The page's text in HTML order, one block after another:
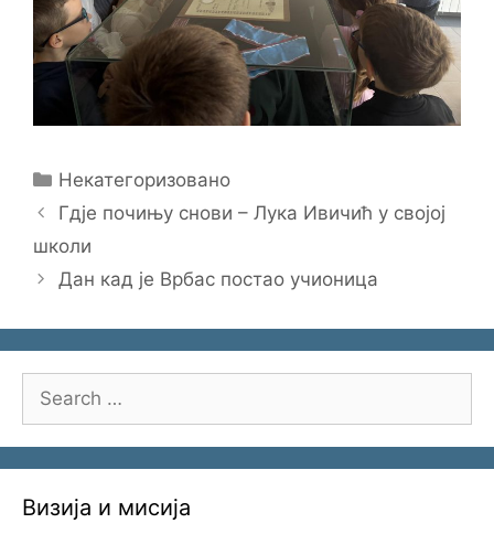
Categories
Некатегоризовано
Гдје почињу снови – Лука Ивичић у својој
школи
Дан кад је Врбас постао учионица
for:
Визија и мисија